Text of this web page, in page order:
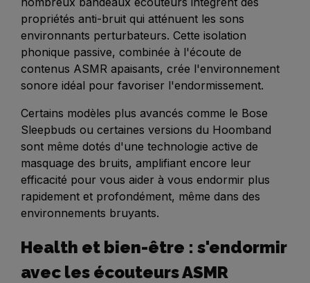
propriétés anti-bruit qui atténuent les sons
environnants perturbateurs. Cette isolation
phonique passive, combinée à l'écoute de
contenus ASMR apaisants, crée l'environnement
sonore idéal pour favoriser l'endormissement.
Certains modèles plus avancés comme le Bose
Sleepbuds ou certaines versions du Hoomband
sont même dotés d'une technologie active de
masquage des bruits, amplifiant encore leur
efficacité pour vous aider à vous endormir plus
rapidement et profondément, même dans des
environnements bruyants.
Health et bien-être : s'endormir
avec les écouteurs ASMR